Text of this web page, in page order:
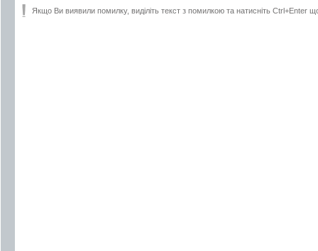
Якщо Ви виявили помилку, виділіть текст з помилкою та натисніть Ctrl+Enter